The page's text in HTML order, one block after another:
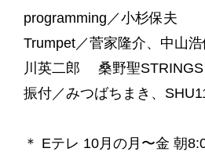
programming／小杉保夫
Trumpet／菅家隆介、中山
川英二郎 桑野聖STRINGS
振付／みつばちまき、
＊ Eテレ 10月の月〜金 朝